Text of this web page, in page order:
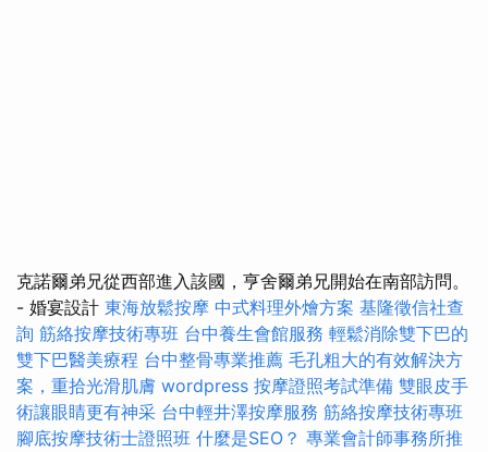
克諾爾弟兄從西部進入該國，亨舍爾弟兄開始在南部訪問。
- 婚宴設計 東海放鬆按摩 中式料理外燴方案 基隆徵信社查
詢 筋絡按摩技術專班 台中養生會館服務 輕鬆消除雙下巴的
雙下巴醫美療程 台中整骨專業推薦 毛孔粗大的有效解決方
案，重拾光滑肌膚 wordpress 按摩證照考試準備 雙眼皮手
術讓眼睛更有神采 台中輕井澤按摩服務 筋絡按摩技術專班
腳底按摩技術士證照班 什麼是SEO？ 專業會計師事務所推